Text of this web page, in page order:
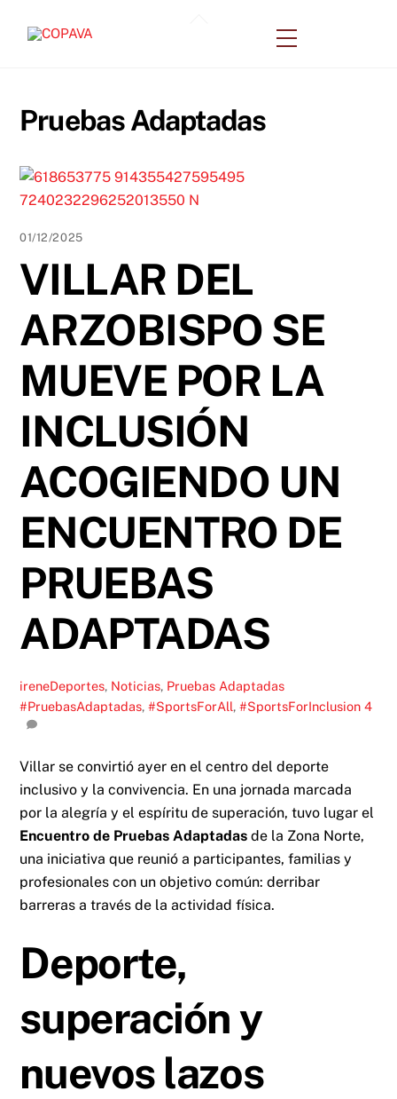
Menu
Pruebas Adaptadas
01/12/2025
VILLAR DEL
ARZOBISPO SE
MUEVE POR LA
INCLUSIÓN
ACOGIENDO UN
ENCUENTRO DE
PRUEBAS
ADAPTADAS
ireneDeportes, Noticias, Pruebas Adaptadas
#PruebasAdaptadas,#SportsForAll,#SportsForInclusion 4
Villar se convirtió ayer en el centro del deporte
inclusivo y la convivencia. En una jornada marcada
por la alegría y el espíritu de superación, tuvo lugar el
Encuentro de Pruebas Adaptadas de la Zona Norte,
una iniciativa que reunió a participantes, familias y
profesionales con un objetivo común: derribar
barreras a través de la actividad física.
Deporte,
superación y
nuevos lazos